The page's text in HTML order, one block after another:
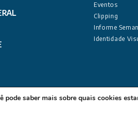
Eventos
Clipping
Informe
Identidade
Sobrinho, 168 - Tambiá, João
pode saber mais sobre quais cookies